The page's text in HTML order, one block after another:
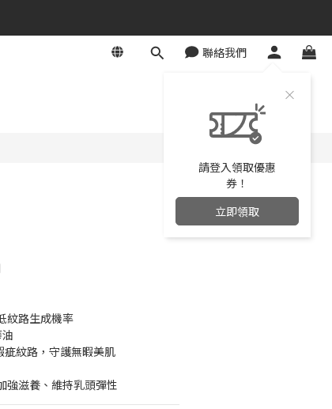
聯絡我們
請登入領取優惠
券！
立即領取
紋路生成機率
疵紋路，守護無暇美肌
強滋養、維持乳頭彈性
立即購買